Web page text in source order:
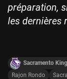
préparation,
les dernières
Sacramento
Rajon Rondo